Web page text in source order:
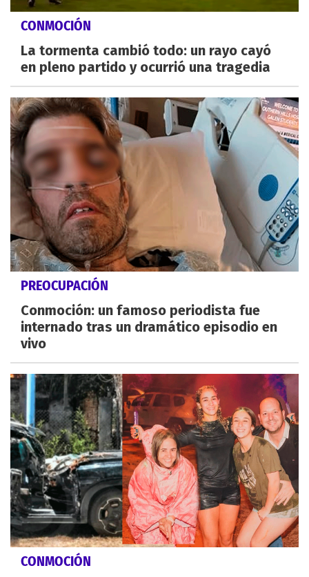
CONMOCIÓN
La tormenta cambió todo: un rayo cayó
en pleno partido y ocurrió una tragedia
PREOCUPACIÓN
Conmoción: un famoso periodista fue
internado tras un dramático episodio en
vivo
CONMOCIÓN